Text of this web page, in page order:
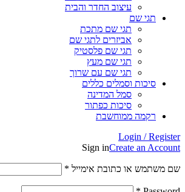
עיצוב החדר והבית
תגי שם
תגי שם מתכת
אביזרים לתגי שם
תגי שם פלסטיק
תגי שם מעץ
תגי שם עם שרוך
סיכות וסמלים כללים
סמל המדינה
סיכות כפתור
רקמה ממוחשבת
Login / Register
Sign inCreate an Account
שם משתמש או כתובת אימייל *